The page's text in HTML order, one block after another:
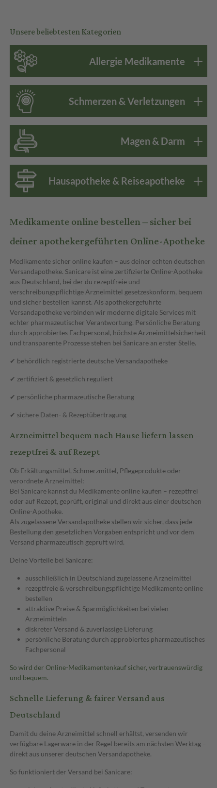
Medikamente online bestellen – sicher bei
deiner apothekergeführten Online-Apotheke
Medikamente sicher online kaufen – aus deiner echten deutschen
Versandapotheke. Sanicare ist eine zertifizierte Online-Apotheke
aus Deutschland, bei der du rezeptfreie und
verschreibungspflichtige Arzneimittel gesetzeskonform, bequem
und sicher bestellen kannst. Als apothekergeführte
Versandapotheke verbinden wir moderne digitale Services mit
echter pharmazeutischer Verantwortung. Persönliche Beratung
durch approbiertes Fachpersonal, höchste Arzneimittelsicherheit
und transparente Prozesse stehen bei Sanicare an erster Stelle.
✔ behördlich registrierte deutsche Versandapotheke
✔ zertifiziert & gesetzlich reguliert
✔ persönliche pharmazeutische Beratung
✔ sichere Daten- & Rezeptübertragung
Arzneimittel bequem nach Hause liefern lassen –
rezeptfrei & auf Rezept
Ob Erkältungsmittel, Schmerzmittel, Pflegeprodukte oder
verordnete Arzneimittel:
Bei Sanicare kannst du Medikamente online kaufen – rezeptfrei
oder auf Rezept, geprüft, original und direkt aus einer deutschen
Online-Apotheke.
Als zugelassene Versandapotheke stellen wir sicher, dass jede
Bestellung den gesetzlichen Vorgaben entspricht und vor dem
Versand pharmazeutisch geprüft wird.
Deine Vorteile bei Sanicare:
ausschließlich in Deutschland zugelassene Arzneimittel
rezeptfreie & verschreibungspflichtige Medikamente online
bestellen
attraktive Preise & Sparmöglichkeiten bei vielen
Arzneimitteln
diskreter Versand & zuverlässige Lieferung
persönliche Beratung durch approbiertes pharmazeutisches
Fachpersonal
So wird der Online-Medikamentenkauf sicher, vertrauenswürdig
und bequem.
Schnelle Lieferung & fairer Versand aus
Deutschland
Damit du deine Arzneimittel schnell erhältst, versenden wir
verfügbare Lagerware in der Regel bereits am nächsten Werktag –
direkt aus unserer deutschen Versandapotheke.
So funktioniert der Versand bei Sanicare:
Unsere beliebtesten Kategorien
Allergie Medikamente
Schmerzen & Verletzungen
Magen & Darm
Hausapotheke & Reiseapotheke